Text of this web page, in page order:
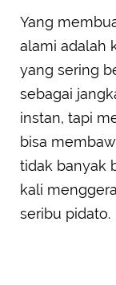
Yang
alami adalah
yang sering
sebagai
instan, tapi
bisa
tidak banyak
kali
seribu pidato.